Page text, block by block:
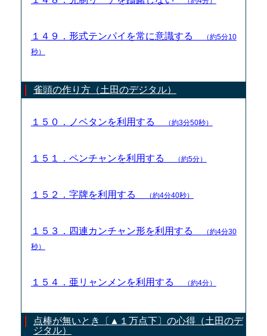
１４９．形式テンパイを常に意識する
（約5分10
秒）
雀頭の作り方（土田のデジタル）
１５０．ノベタンを利用する （約3分50秒）
１５１．ペンチャンを利用する （約5分）
１５２．字牌を利用する （約4分40秒）
１５３．四連カンチャン形を利用する
（約4分30
秒）
１５４．亜リャンメンを利用する （約4分）
点棒が無いとき〔▲１万点下〕の心得（土田のデ
ジタル）